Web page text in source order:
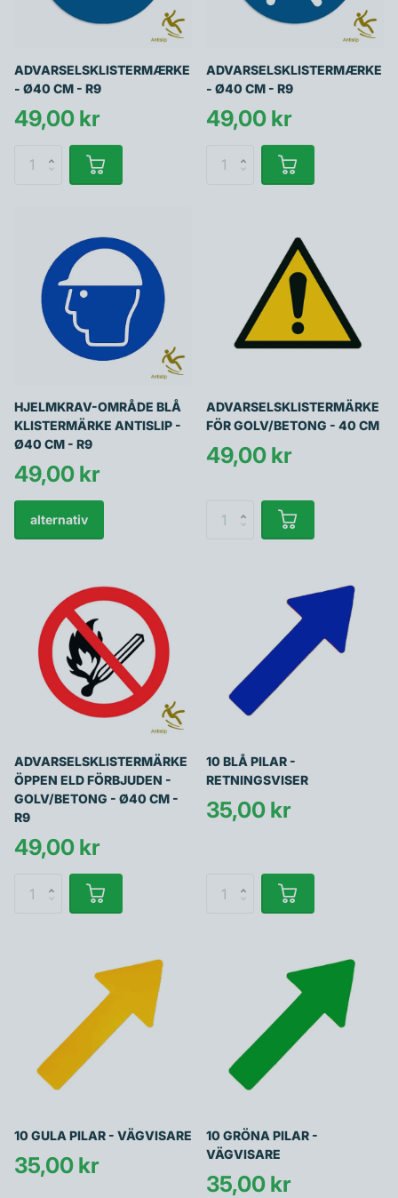
ADVARSELSKLISTERMÆRKE
- Ø40 CM - R9
49,00 kr
ADVARSELSKLISTERMÆRKE
- Ø40 CM - R9
49,00 kr
HJELMKRAV-OMRÅDE BLÅ
KLISTERMÄRKE ANTISLIP -
Ø40 CM - R9
49,00 kr
alternativ
ADVARSELSKLISTERMÄRKE
FÖR GOLV/BETONG - 40 CM
49,00 kr
ADVARSELSKLISTERMÄRKE
ÖPPEN ELD FÖRBJUDEN -
GOLV/BETONG - Ø40 CM -
R9
49,00 kr
10 BLÅ PILAR -
RETNINGSVISER
35,00 kr
10 GULA PILAR - VÄGVISARE
35,00 kr
10 GRÖNA PILAR -
VÄGVISARE
35,00 kr